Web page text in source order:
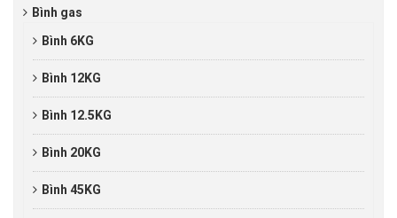
Bình gas
Bình 6KG
Bình 12KG
Bình 12.5KG
Bình 20KG
Bình 45KG